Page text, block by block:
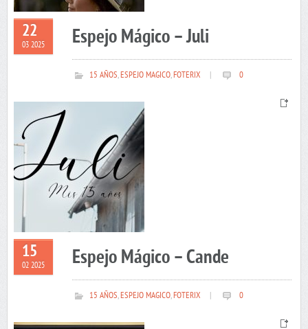
22
03 2025 Espejo Mágico – Juli
15 AÑOS,ESPEJO MAGICO,FOTERIX 0
15
02 2025 Espejo Mágico – Cande
15 AÑOS,ESPEJO MAGICO,FOTERIX 0